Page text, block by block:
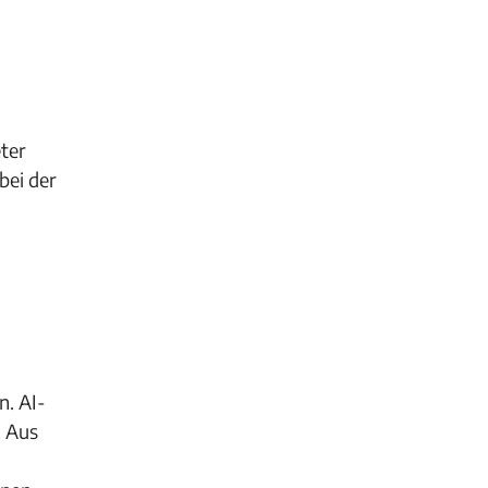
der
AI-
Aus